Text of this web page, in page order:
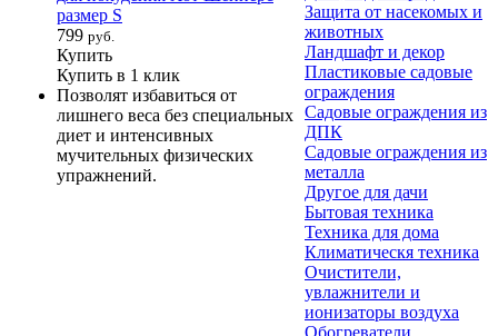
размер S
799 руб.
Купить
Купить в 1 клик
Позволят избавиться от
лишнего веса без специальных
диет и интенсивных
мучительных физических
упражнений.
Защита от насекомых и
животных
Ландшафт и декор
Пластиковые садовые
ограждения
Садовые ограждения из
ДПК
Садовые ограждения из
металла
Другое для дачи
Бытовая техника
Техника для дома
Климатическя техника
Очистители,
увлажнители и
ионизаторы воздуха
Обогреватели